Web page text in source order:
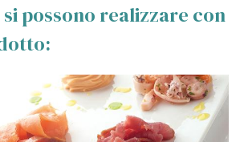
possono realizzare con